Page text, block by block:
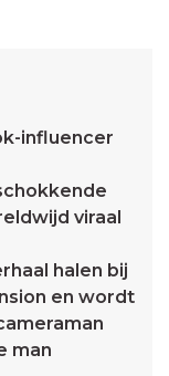
influencer
viraal
halen bij
en wordt
man